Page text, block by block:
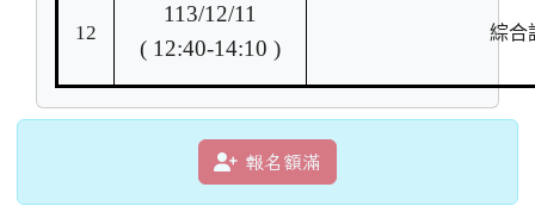
12
113/12/11
( 12:40-14:10 )
綜合
報名額滿